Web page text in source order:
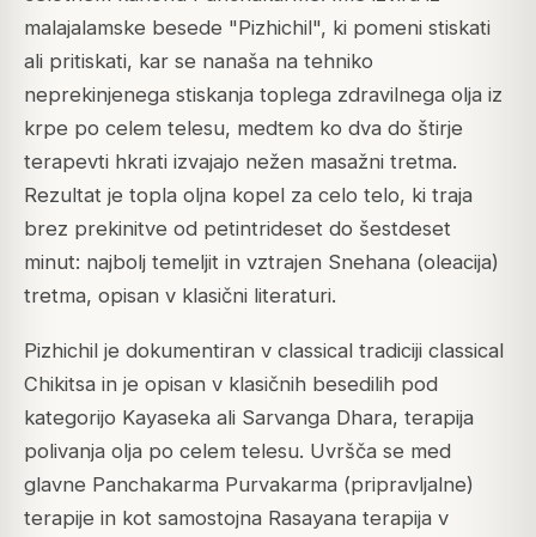
malajalamske besede "Pizhichil", ki pomeni stiskati
ali pritiskati, kar se nanaša na tehniko
neprekinjenega stiskanja toplega zdravilnega olja iz
krpe po celem telesu, medtem ko dva do štirje
terapevti hkrati izvajajo nežen masažni tretma.
Rezultat je topla oljna kopel za celo telo, ki traja
brez prekinitve od petintrideset do šestdeset
minut: najbolj temeljit in vztrajen Snehana (oleacija)
tretma, opisan v klasični literaturi.
Pizhichil je dokumentiran v classical tradiciji classical
Chikitsa in je opisan v klasičnih besedilih pod
kategorijo Kayaseka ali Sarvanga Dhara, terapija
polivanja olja po celem telesu. Uvršča se med
glavne Panchakarma Purvakarma (pripravljalne)
terapije in kot samostojna Rasayana terapija v